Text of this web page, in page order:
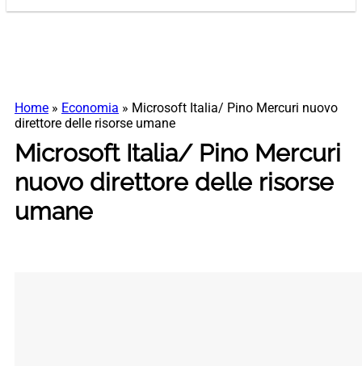
Home » Economia » Microsoft Italia/ Pino Mercuri nuovo
direttore delle risorse umane
Microsoft Italia/ Pino Mercuri
nuovo direttore delle risorse
umane